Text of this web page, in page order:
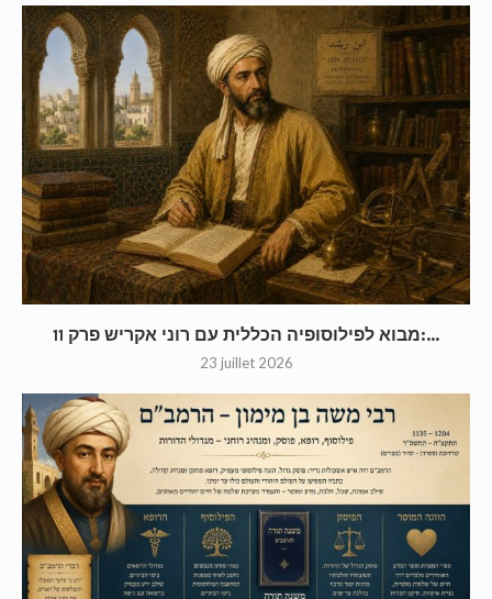
מבוא לפילוסופיה הכללית עם רוני אקריש פרק 11:...
23 juillet 2026